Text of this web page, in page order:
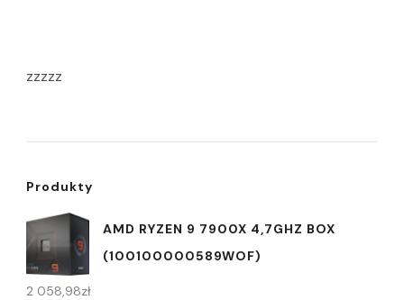
zzzzz
Produkty
AMD RYZEN 9 7900X 4,7GHZ BOX
(100100000589WOF)
2 058,98zł